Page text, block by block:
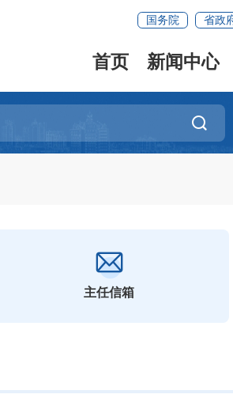
国务院 省政
首页 新闻中心
主任信箱